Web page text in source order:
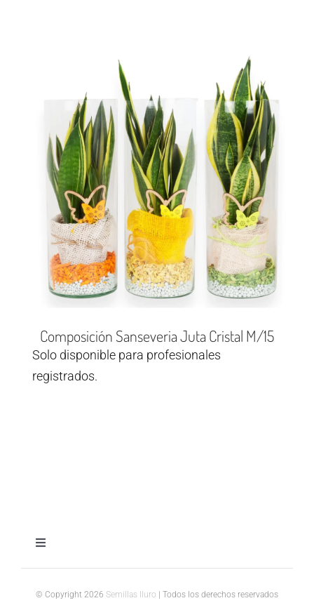
Composición Sanseveria Juta Cristal M/15
Solo disponible para profesionales
registrados.
Toggle
© Copyright 2026 Semillas Iluro | Todos los derechos reservados